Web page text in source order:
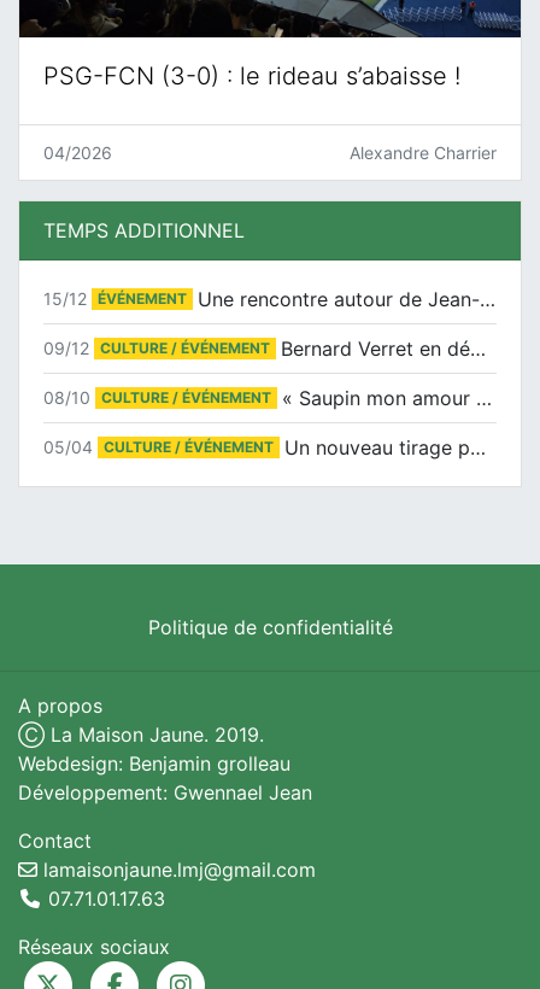
PSG-FCN (3-0) : le rideau s’abaisse !
04/2026 Alexandre Charrier
TEMPS ADDITIONNEL
15/12 ÉVÉNEMENT Une rencontre autour de Jean-Claude Suaudeau
09/12 CULTURE / ÉVÉNEMENT Bernard Verret en dédicaces le samedi 13 décembre à l’Espace Culturel Atlantis
08/10 CULTURE / ÉVÉNEMENT « Saupin mon amour » au salon du livre de Trentemoult
05/04 CULTURE / ÉVÉNEMENT Un nouveau tirage pour le Docu-BD
Politique de confidentialité
A propos
Ⓒ La Maison Jaune. 2019.
Webdesign: Benjamin grolleau
Développement: Gwennael Jean
Contact
lamaisonjaune.lmj@gmail.com
07.71.01.17.63
Réseaux sociaux